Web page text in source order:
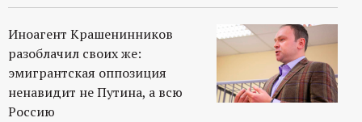
Иноагент Крашенинников
разоблачил своих же:
эмигрантская оппозиция
ненавидит не Путина, а всю
Россию